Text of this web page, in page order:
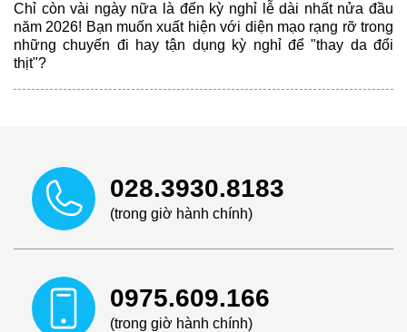
Chỉ còn vài ngày nữa là đến kỳ nghỉ lễ dài nhất nửa đầu
năm 2026! Bạn muốn xuất hiện với diện mạo rạng rỡ trong
những chuyến đi hay tận dụng kỳ nghỉ để "thay da đổi
thịt"?
028.3930.8183
(trong giờ hành chính)
0975.609.166
(trong giờ hành chính)